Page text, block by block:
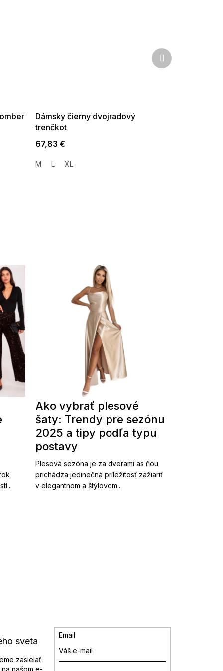
Dámsky čierny dvojradový
trenčkot
67,83 €
M L XL
Ďalší
produkt
Ako vybrať plesové
šaty: Trendy pre sezónu
2025 a tipy podľa typu
postavy
Plesová sezóna je za dverami as ňou
prichádza jedinečná príležitosť zažiariť
v elegantnom a štýlovom...
sveta
zasielať
našom e-
Email